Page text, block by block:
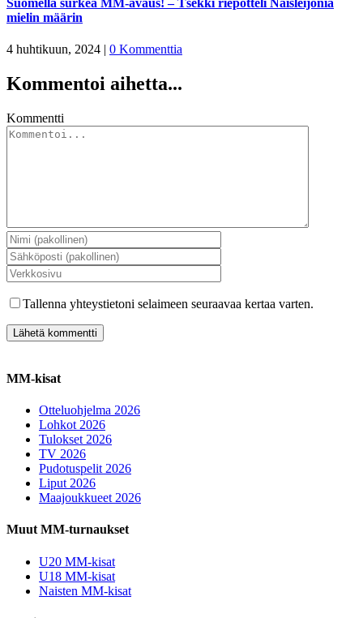
mielin määrin
4 huhtikuun, 2024 | 0 Kommenttia
Kommentoi aihetta...
Kommentti
Tallenna yhteystietoni selaimeen seuraavaa kertaa varten.
MM-kisat
Otteluohjelma 2026
Lohkot 2026
Tulokset 2026
TV 2026
Pudotuspelit 2026
Liput 2026
Maajoukkueet 2026
Muut MM-turnaukset
U20 MM-kisat
U18 MM-kisat
Naisten MM-kisat